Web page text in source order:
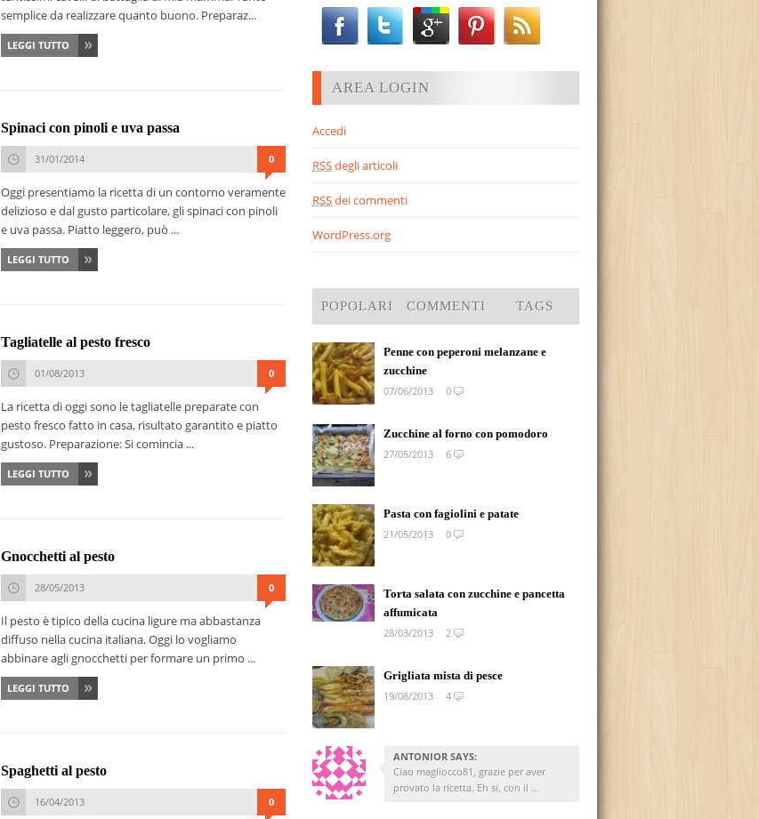
semplice da realizzare quanto buono. Preparaz...
LEGGI TUTTO
Spinaci con pinoli e uva passa
31/01/2014 0
Oggi presentiamo la ricetta di un contorno veramente
delizioso e dal gusto particolare, gli spinaci con pinoli
e uva passa. Piatto leggero, può ...
LEGGI TUTTO
Tagliatelle al pesto fresco
01/08/2013 0
La ricetta di oggi sono le tagliatelle preparate con
pesto fresco fatto in casa, risultato garantito e piatto
gustoso. Preparazione: Si comincia ...
LEGGI TUTTO
Gnocchetti al pesto
28/05/2013 0
Il pesto è tipico della cucina ligure ma abbastanza
diffuso nella cucina italiana. Oggi lo vogliamo
abbinare agli gnocchetti per formare un primo ...
LEGGI TUTTO
Spaghetti al pesto
16/04/2013 0
AREA LOGIN
Accedi
RSSdegli articoli
RSSdei commenti
WordPress.org
POPOLARI COMMENTI TAGS
Penne con peperoni melanzane e
zucchine
07/06/2013
0
Zucchine al forno con pomodoro
27/05/2013
6
Pasta con fagiolini e patate
21/05/2013
0
Torta salata con zucchine e pancetta
affumicata
28/03/2013
2
Grigliata mista di pesce
19/08/2013
4
ANTONIOR SAYS:
Ciao magliocco81, grazie per aver
provato la ricetta. Eh si, con il ...